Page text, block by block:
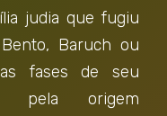
judia que fugiu
Baruch ou
fases de seu
pela origem